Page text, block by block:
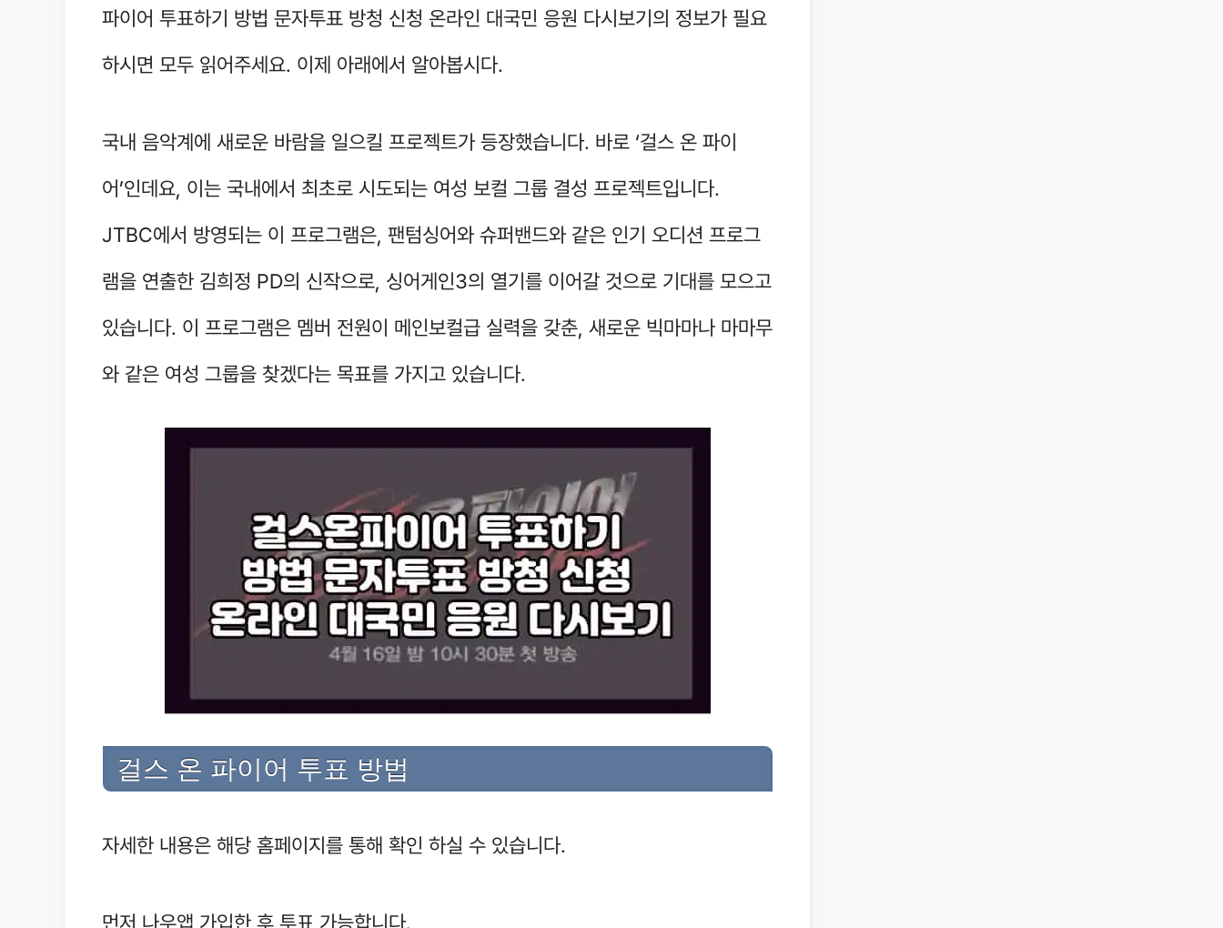
파이어 투표하기 방법 문자투표 방청 신청 온라인 대국민 응원 다시보기의 정보가 필요
하시면 모두 읽어주세요. 이제 아래에서 알아봅시다.
국내 음악계에 새로운 바람을 일으킬 프로젝트가 등장했습니다. 바로 ‘걸스 온 파이
어’인데요, 이는 국내에서 최초로 시도되는 여성 보컬 그룹 결성 프로젝트입니다.
JTBC에서 방영되는 이 프로그램은, 팬텀싱어와 슈퍼밴드와 같은 인기 오디션 프로그
램을 연출한 김희정 PD의 신작으로, 싱어게인3의 열기를 이어갈 것으로 기대를 모으고
있습니다. 이 프로그램은 멤버 전원이 메인보컬급 실력을 갖춘, 새로운 빅마마나 마마무
와 같은 여성 그룹을 찾겠다는 목표를 가지고 있습니다.
걸스 온 파이어 투표 방법
자세한 내용은 해당 홈페이지를 통해 확인 하실 수 있습니다.
먼저 나우앱 가입한 후 투표 가능합니다.